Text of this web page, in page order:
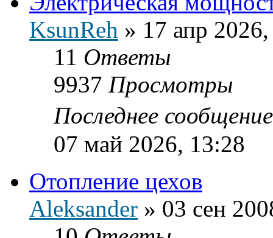
KsunReh » 17 апр
11 Ответы
9937 Просмотры
Последнее
07 май 2026, 13:28
Отопление цехов
Aleksander » 03 сен